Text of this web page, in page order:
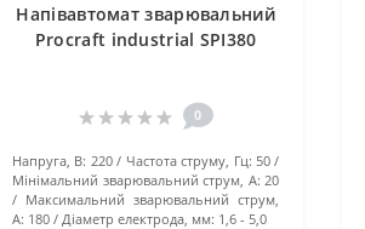
Напівавтомат зварювальний
Procraft industrial SPI380
0
Напруга, В: 220 Частота струму, Гц: 50
Мінімальний зварювальний струм, А: 20
Максимальний зварювальний струм,
А: 180 Діаметр електрода, мм: 1,6 - 5,0